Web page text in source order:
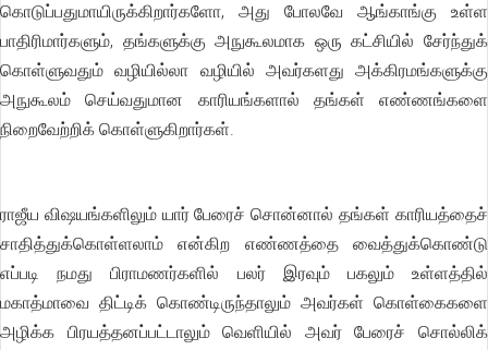
கொடுப்பதுமாயிருக்கிறார்களோ, அது போலவே ஆங்காங்கு உள்ள
பாதிரிமார்களும், தங்களுக்கு அநுகூலமாக ஒரு கட்சியில் சேர்ந்துக்
கொள்ளுவதும் வழியில்லா வழியில் அவர்களது அக்கிரமங்களுக்கு
அநுகூலம் செய்வதுமான காரியங்களால் தங்கள் எண்ணங்களை
நிறைவேற்றிக் கொள்ளுகிறார்கள்.
ராஜீய விஷயங்களிலும் யார் பேரைச் சொன்னால் தங்கள் காரியத்தைச்
சாதித்துக்கொள்ளலாம் என்கிற எண்ணத்தை வைத்துக்கொண்டு
எப்படி நமது பிராமணர்களில் பலர் இரவும் பகலும் உள்ளத்தில்
மகாத்மாவை திட்டிக் கொண்டிருந்தாலும் அவர்கள் கொள்கைகளை
அழிக்க பிரயத்தனப்பட்டாலும் வெளியில் அவர் பேரைச் சொல்லிக்